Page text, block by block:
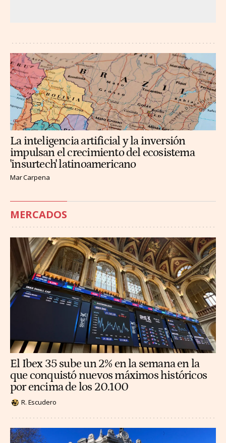
La inteligencia artificial y la inversión
impulsan el crecimiento del ecosistema
'insurtech' latinoamericano
Mar Carpena
MERCADOS
El Ibex 35 sube un 2% en la semana en la
que conquistó nuevos máximos históricos
por encima de los 20.100
R. Escudero